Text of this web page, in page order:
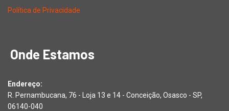
Política de Privacidade
Onde Estamos
Endereço:
R. Pernambucana, 76 - Loja 13 e 14 - Conceição, Osasco - SP,
06140-040